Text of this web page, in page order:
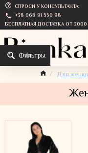
Фильтры
СПРОСИ У КОНСУЛЬТАНТА:
+38 068 91 550 98
БЕСПЛАТНАЯ ДОСТАВКА ОТ 3000
Для